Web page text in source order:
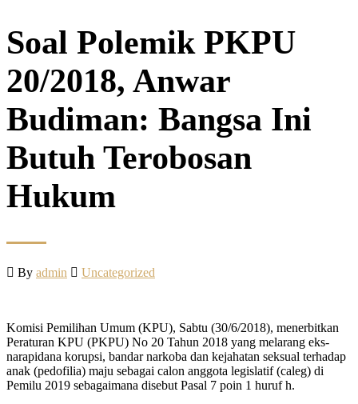
Soal Polemik PKPU
20/2018, Anwar
Budiman: Bangsa Ini
Butuh Terobosan
Hukum
By admin Uncategorized
Komisi Pemilihan Umum (KPU), Sabtu (30/6/2018), menerbitkan
Peraturan KPU (PKPU) No 20 Tahun 2018 yang melarang eks-
narapidana korupsi, bandar narkoba dan kejahatan seksual terhadap
anak (pedofilia) maju sebagai calon anggota legislatif (caleg) di
Pemilu 2019 sebagaimana disebut Pasal 7 poin 1 huruf h.